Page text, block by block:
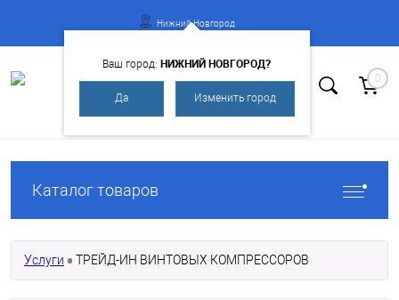
Нижний Новгород
Ваш город: НИЖНИЙ НОВГОРОД?
Да Изменить город
0
Каталог товаров
Услуги ТРЕЙД-ИН ВИНТОВЫХ КОМПРЕССОРОВ